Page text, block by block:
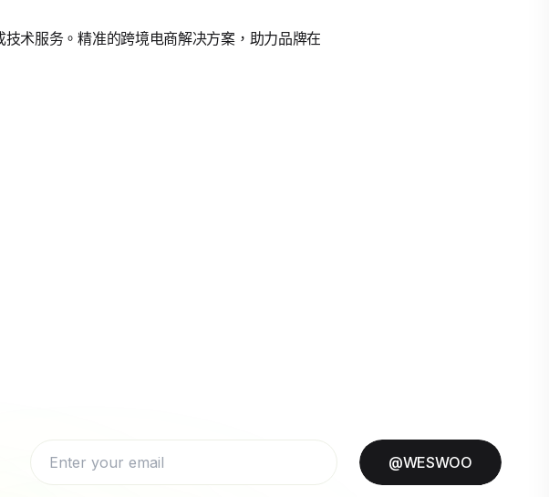
术服务。精准的跨境电商解决方案，助力品牌在
@WESWOO